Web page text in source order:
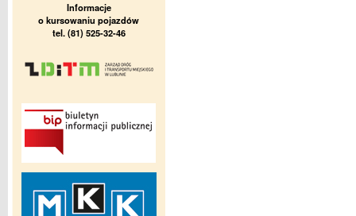
Informacje
o kursowaniu pojazdów
tel. (81) 525-32-46